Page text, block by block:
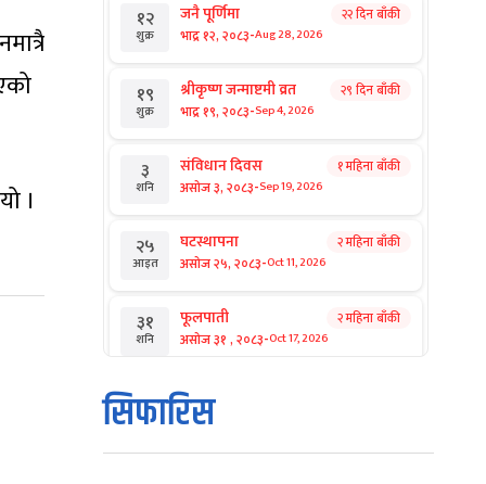
।
१२
शुक्र
जनै पूर्णिमा
भाद्र १२, २०८३-Aug 28, 2026
२२ दिन बाँकी
१९
शुक्र
श्रीकृष्ण जन्माष्टमी व्रत
भाद्र १९, २०८३-Sep 4, 2026
२९ दिन बाँकी
३
शनि
संविधान दिवस
असोज ३, २०८३-Sep 19, 2026
१ महिना बाँकी
२५
आइत
घटस्थापना
असोज २५, २०८३-Oct 11, 2026
२ महिना बाँकी
३१
शनि
फूलपाती
असोज ३१ , २०८३-Oct 17, 2026
२ महिना बाँकी
१
आइत
कार्तिक सङ्क्रान्ति
कार्तिक १, २०८३
सिफारिस